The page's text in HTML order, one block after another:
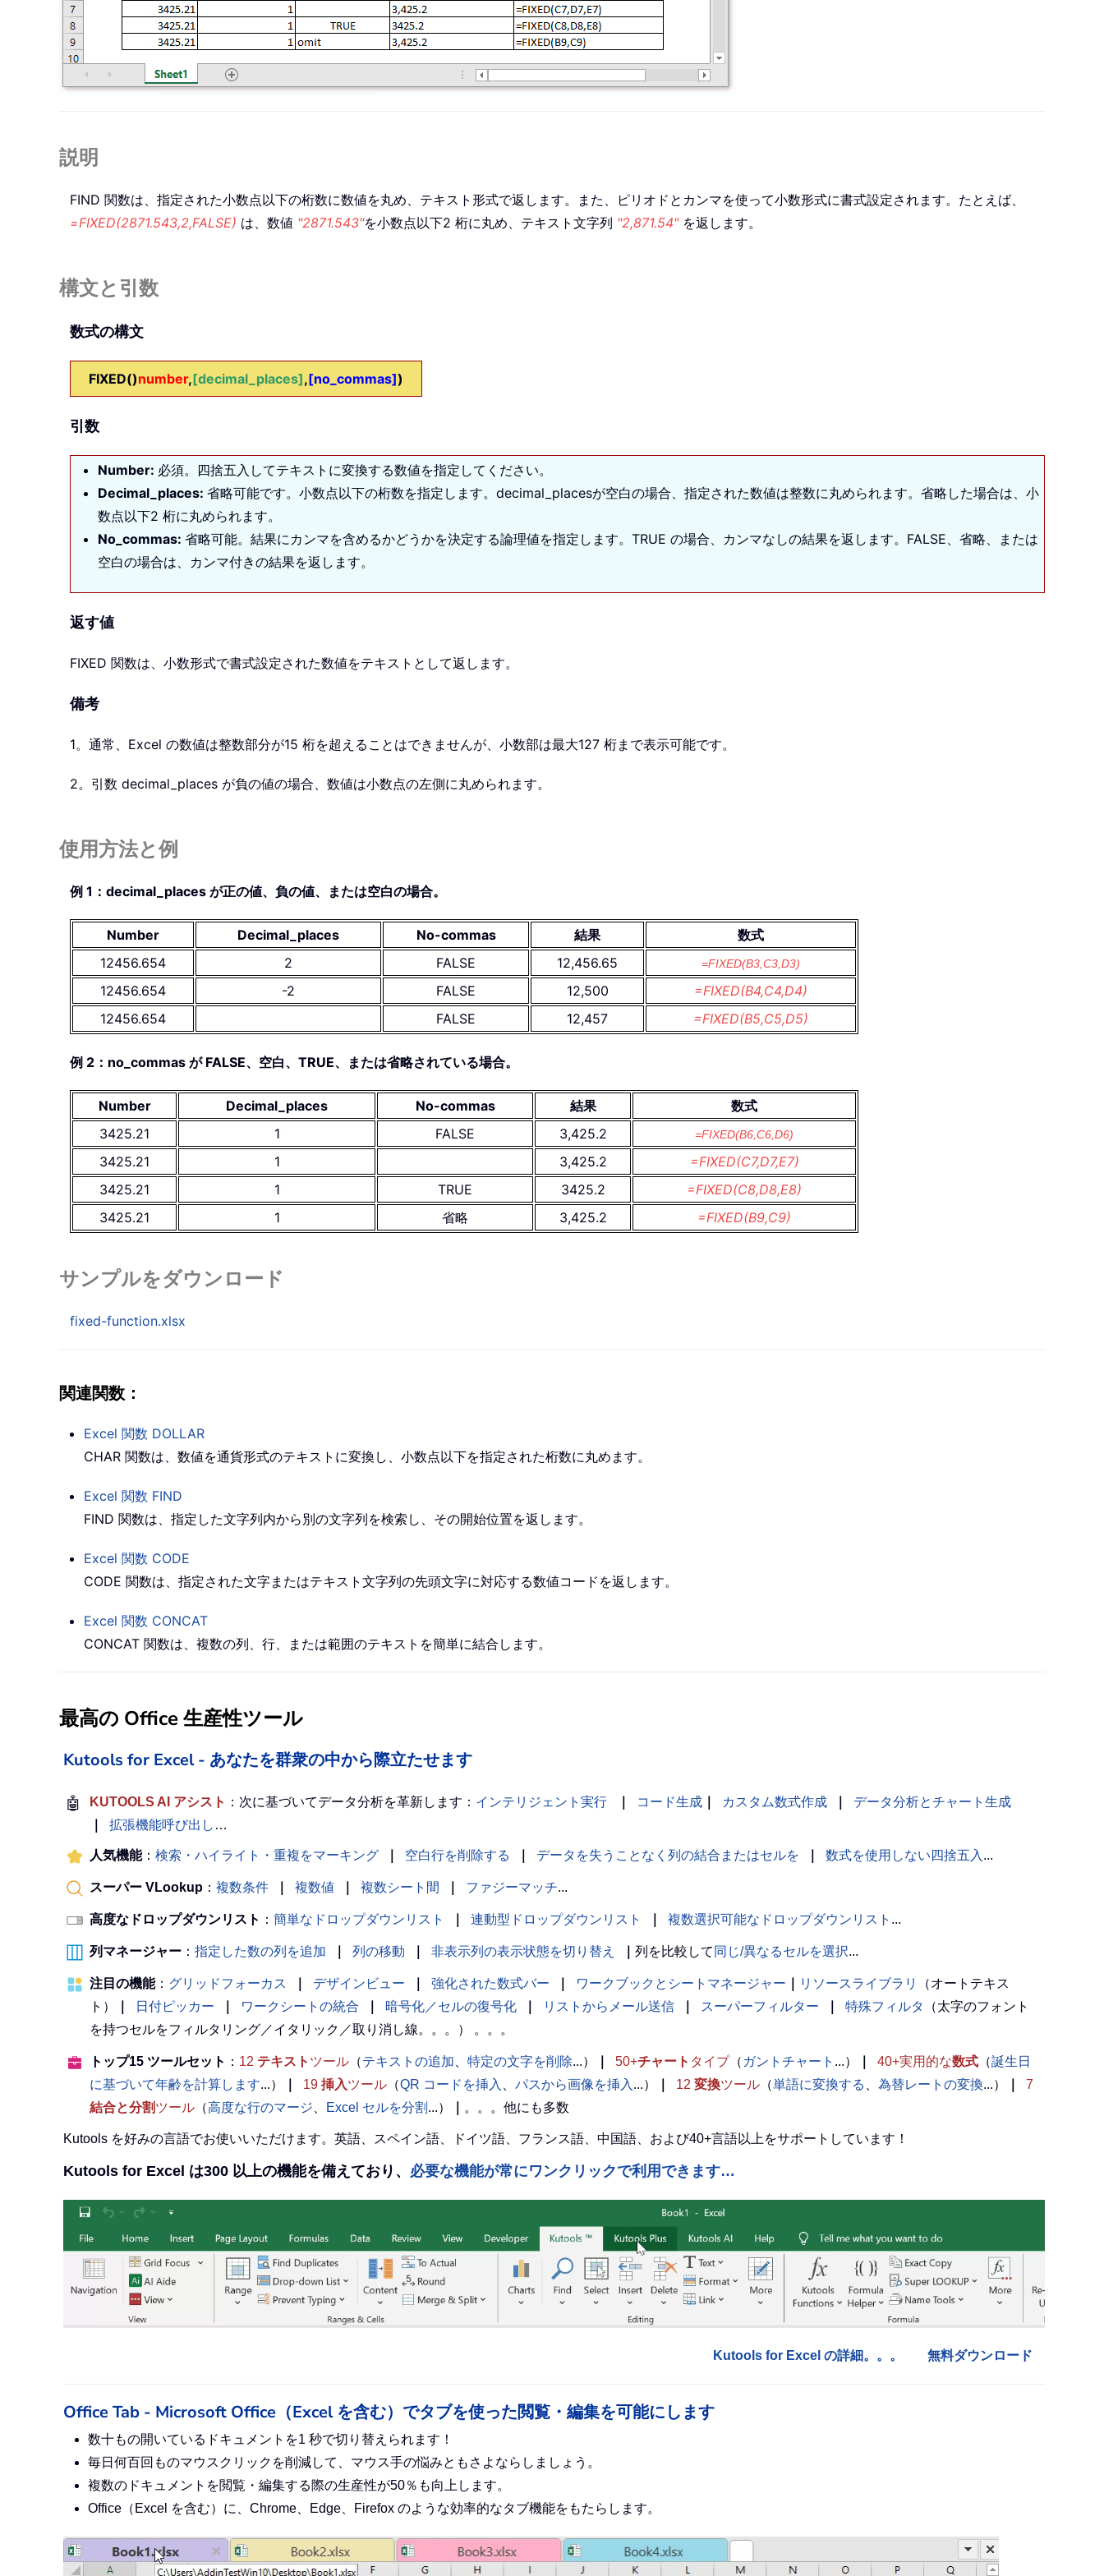
説明
FIND 関数は、指定された小数点以下の桁数に数値を丸め、テキスト形式で返します。また、ピリオドとカンマを使って小数形式に書式設定されます。たとえば、
=FIXED(2871.543,2,FALSE) は、数値 "2871.543"を小数点以下2 桁に丸め、テキスト文字列 "2,871.54"を返します。
構文と引数
数式の構文
FIXED()number,[decimal_places],[no_commas])
引数
Number: 必須。四捨五入してテキストに変換する数値を指定してください。
Decimal_places: 省略可能です。小数点以下の桁数を指定します。 decimal_placesが空白の場合、指定された数値は整数に丸められます。省略した場合は、小
数点以下2 桁に丸められます。
No_commas: 省略可能。結果にカンマを含めるかどうかを決定する論理値を指定します。TRUE の場合、カンマなしの結果を返します。FALSE、省略、または
空白の場合は、カンマ付きの結果を返します。
返す値
FIXED 関数は、小数形式で書式設定された数値をテキストとして返します。
備考
1。通常、Excel の数値は整数部分が15 桁を超えることはできませんが、小数部は最大127 桁まで表示可能です。
2。引数 decimal_places が負の値の場合、数値は小数点の左側に丸められます。
使用方法と例
例 1：decimal_places が正の値、負の値、または空白の場合。
Number Decimal_places No-commas 結果
数式
12456.654
2 FALSE 12,456.65 =FIXED(B3,C3,D3)
12456.654 -2 FALSE 12,500
=FIXED(B4,C4,D4)
12456.654
FALSE 12,457 =FIXED(B5,C5,D5)
例 2：no_commas が FALSE、空白、TRUE、または省略されている場合。
Number Decimal_places No-commas 結果
数式
3425.21
1 FALSE 3,425.2 =FIXED(B6,C6,D6)
3425.21 1 3,425.2
=FIXED(C7,D7,E7)
3425.21
1 TRUE 3425.2
=FIXED(C8,D8,E8)
3425.21
1 省略 3,425.2 =FIXED(B9,C9)
サンプルをダウンロード
fixed-function.xlsx
関連関数：
Excel 関数 DOLLAR
CHAR 関数は、数値を通貨形式のテキストに変換し、小数点以下を指定された桁数に丸めます。
Excel 関数 FIND
FIND 関数は、指定した文字列内から別の文字列を検索し、その開始位置を返します。
Excel 関数 CODE
CODE 関数は、指定された文字またはテキスト文字列の先頭文字に対応する数値コードを返します。
Excel 関数 CONCAT
CONCAT 関数は、複数の列、行、または範囲のテキストを簡単に結合します。
最高の Office 生産性ツール
Kutools for Excel - あなたを群衆の中から際立たせます
🤖 KUTOOLS AI アシスト ：次に基づいてデータ分析を革新します： インテリジェント実行 コード生成 カスタム数式作成
データ分析とチャート生成
拡張機能呼び出し …
人気機能： 検索・ハイライト・重複をマーキング 空白行を削除する データを失うことなく列の結合またはセルを 数式を使用しない四捨五入 ...
スーパー VLookup ： 複数条件 複数値 複数シート間 ファジーマッチ...
高度なドロップダウンリスト ： 簡単なドロップダウンリスト 連動型ドロップダウンリスト 複数選択可能なドロップダウンリスト ...
列マネージャー ： 指定した数の列を追加 列の移動 非表示列の表示状態を切り替え 列を比較して 同じ/異なるセルを選択...
注目の機能： グリッドフォーカス デザインビュー 強化された数式バー ワークブックとシートマネージャー リソースライブラリ
（オートテキス
ト）
日付ピッカー ワークシートの統合 暗号化／セルの復号化 リストからメール送信 スーパーフィルター 特殊フィルタ
（太字のフォント
を持つセルをフィルタリング／イタリック／取り消し線。。。） 。。。
トップ15 ツールセット ： 12 テキスト ツール （テキストの追加 特定の文字を削除...） 50+チャート タイプ（ ガントチャート ...） 40+実用的な数式 （誕生日
に基づいて年齢を計算します...） 19 挿入ツール （QR コードを挿入 パスから画像を挿入 ...） 12 変換ツール （単語に変換する 為替レートの変換...）
7
結合と分割ツール （高度な行のマージ Excel セルを分割 ...） 。。。他にも多数
Kutools を好みの言語でお使いいただけます。英語、スペイン語、ドイツ語、フランス語、中国語、および40+言語以上をサポートしています！
Kutools for Excel は300 以上の機能を備えており、 必要な機能が常にワンクリックで利用できます…
Kutools for Excel の詳細。。。 無料ダウンロード
Office Tab - Microsoft Office（Excel を含む）でタブを使った閲覧・編集を可能にします
数十もの開いているドキュメントを1 秒で切り替えられます！
毎日何百回ものマウスクリックを削減して、マウス手の悩みともさよならしましょう。
複数のドキュメントを閲覧・編集する際の生産性が50％も向上します。
Office（Excel を含む）に、Chrome、Edge、Firefox のような効率的なタブ機能をもたらします。